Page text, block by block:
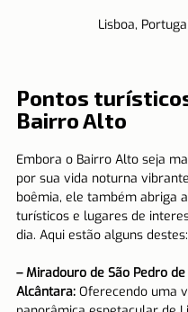
Lisboa,
Pontos
Bairro Alto
Embora o Bairro Alto seja
por sua vida noturna
boêmia, ele também abriga
turísticos e lugares de
dia. Aqui estão alguns destes:
– Miradouro de São Pedro de
Alcântara: Oferecendo uma